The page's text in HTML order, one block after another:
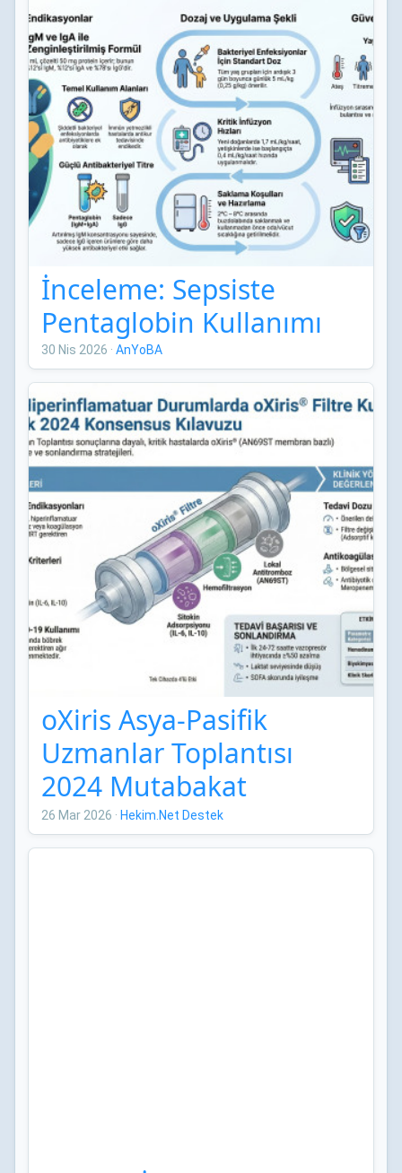
İnceleme: Sepsiste
Pentaglobin Kullanımı
30 Nis 2026 · AnYoBA
oXiris Asya-Pasifik
Uzmanlar Toplantısı
2024 Mutabakat
Bildirileri
26 Mar 2026 · Hekim.Net Destek